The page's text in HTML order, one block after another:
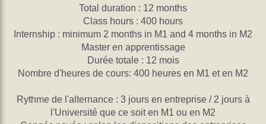
Total duration : 12 months
Class hours : 400 hours
Internship : minimum 2 months in M1 and 4 months in M2
Master en apprentissage
Durée totale : 12 mois
Nombre d'heures de cours: 400 heures en M1 et en M2
Rythme de l'alternance : 3 jours en entreprise / 2 jours à
l'Université que ce soit en M1 ou en M2